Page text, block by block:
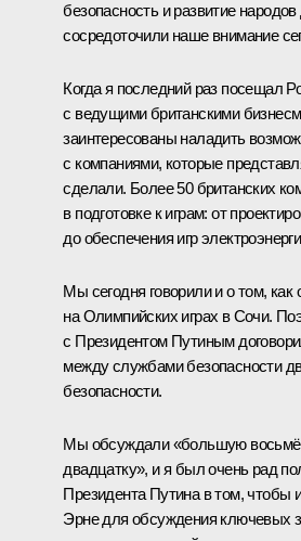
безопасность и развитие
сосредоточили наше внимание
Когда я последний раз посещал
с ведущими британскими
заинтересованы наладить
с компаниями, которые
сделали. Более 50 британских
в подготовке к играм: от
до обеспечения игр
Мы сегодня говорили и о том, как
на Олимпийских играх в Сочи.
с Президентом Путиным
между службами безопасности
безопасности.
Мы обсуждали «большую
двадцатку», и я был очень рад
Президента Путина в том, чтобы
Эрне для обсуждения ключевых